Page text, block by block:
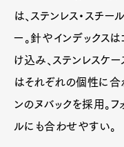
は、ステンレス・スチ
ー。針やインデックス
け込み、ステンレスケ
はそれぞれの個性に合
ンのヌバックを採用。フ
ルにも合わせやすい。